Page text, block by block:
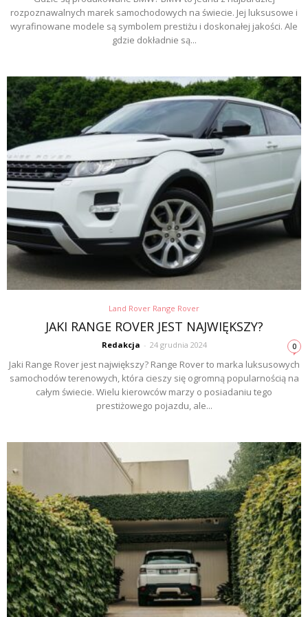
rozpoznawalnych marek samochodowych na świecie. Jej luksusowe i
wyrafinowane modele są symbolem prestiżu i doskonałej jakości. Ale
gdzie dokładnie są...
Land Rover Range Rover
JAKI RANGE ROVER JEST NAJWIĘKSZY?
Redakcja - 24 grudnia 2024 0
Jaki Range Rover jest największy? Range Rover to marka luksusowych
samochodów terenowych, która cieszy się ogromną popularnością na
całym świecie. Wielu kierowców marzy o posiadaniu tego
prestiżowego pojazdu, ale...